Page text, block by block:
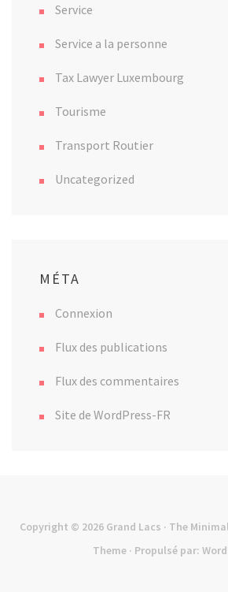
Service
Service a la personne
Tax Lawyer Luxembourg
Tourisme
Transport Routier
Uncategorized
MÉTA
Connexion
Flux des publications
Flux des commentaires
Site de WordPress-FR
Copyright © 2026 Grand Lacs · The
Theme · Propulsé par: